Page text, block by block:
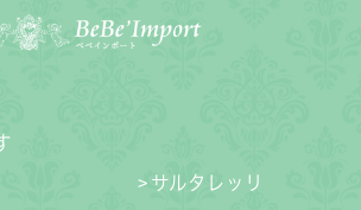
サルタレッリ